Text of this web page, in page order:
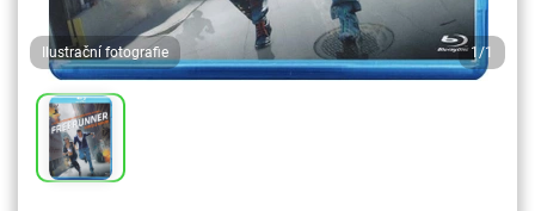
Ilustrační fotografie 1/1